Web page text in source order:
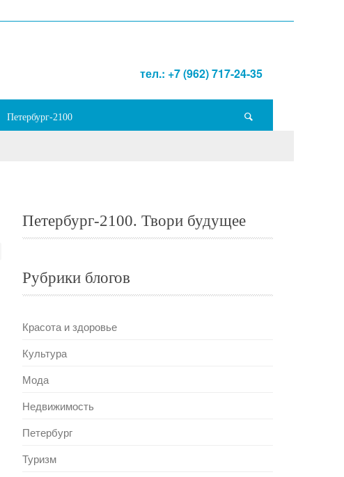
тел.: +7 (962) 717-24-35
Петербург-2100
Петербург-2100. Твори будущее
Рубрики блогов
Красота и здоровье
Культура
Мода
Недвижимость
Петербург
Туризм